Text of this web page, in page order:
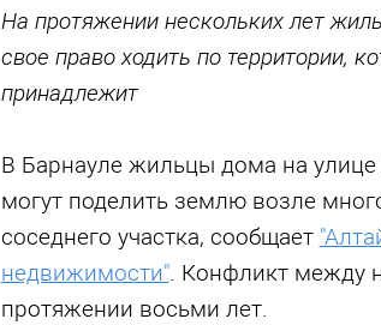
На протяжении нескольких лет
свое право ходить по территории,
принадлежит
В Барнауле жильцы дома на
могут поделить землю возле
соседнего участка, сообщает
недвижимости". Конфликт между
протяжении восьми лет.